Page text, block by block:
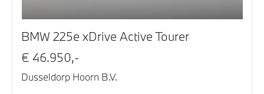
BMW 225e xDrive Active Tourer
€ 46.950,-
Dusseldorp Hoorn B.V.